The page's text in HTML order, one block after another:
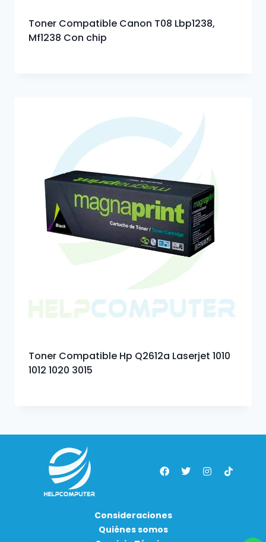
Toner Compatible Canon T08 Lbp1238,
Mf1238 Con chip
Toner Compatible Hp Q2612a Laserjet 1010
1012 1020 3015
Consideraciones
Quiénes somos